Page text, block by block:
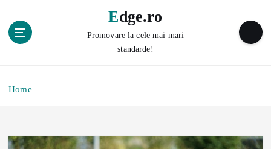
Edge.ro
Promovare la cele mai mari
standarde!
Home